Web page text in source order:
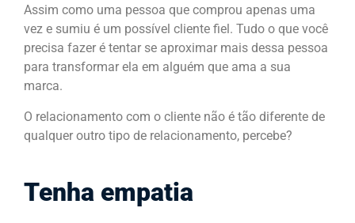
Assim como uma pessoa que comprou apenas uma
vez e sumiu é um possível cliente fiel . Tudo o que você
precisa fazer é tentar se aproximar mais dessa pessoa
para transformar ela em alguém que ama a sua
marca.
O relacionamento com o cliente não é tão diferente de
qualquer outro tipo de relacionamento, percebe?
Tenha empatia